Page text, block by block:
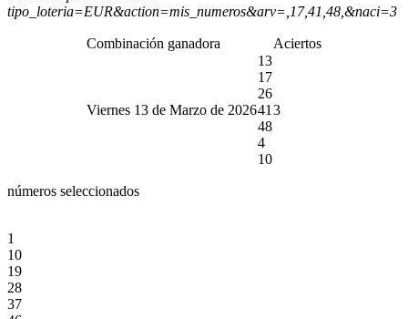
tipo_loteria=EUR&action=mis_numeros&arv=,17,41,48,&naci=3
Combinación ganadora Aciertos
Viernes 13 de Marzo de 2026
13
17
26
41
48
4
10
3
números seleccionados
1
10
19
28
37